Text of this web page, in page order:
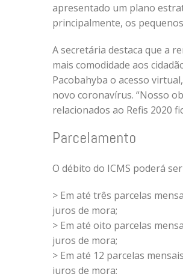
apresentado um plano
principalmente, os
A secretária destaca que a
mais comodidade aos
Pacobahyba o acesso
novo coronavírus. “Nosso
relacionados ao Refis 2020
Parcelamento
O débito do ICMS poderá
> Em até três parcelas
juros de mora;
> Em até oito parcelas
juros de mora;
> Em até 12 parcelas
juros de mora;